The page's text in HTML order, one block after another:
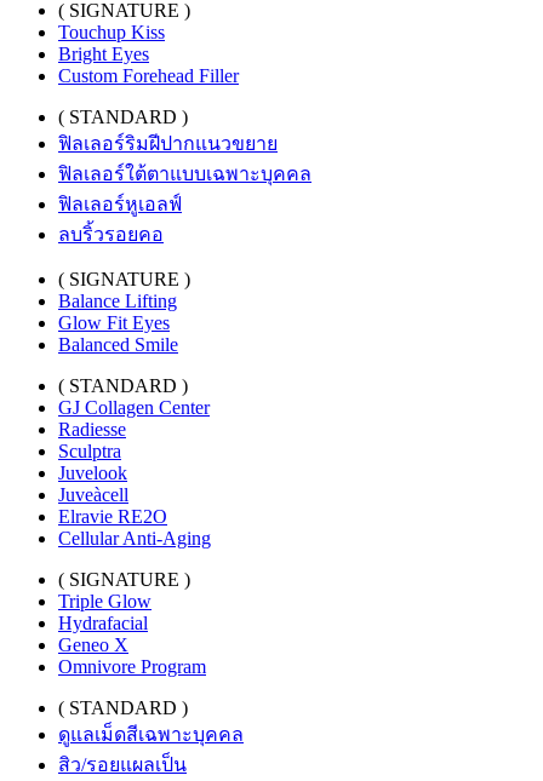
( SIGNATURE )
Touchup Kiss
Bright Eyes
Custom Forehead Filler
( STANDARD )
ฟิลเลอร์ริมฝีปากแนวขยาย
ฟิลเลอร์ใต้ตาแบบเฉพาะบุคคล
ฟิลเลอร์หูเอลฟ์
ลบริ้วรอยคอ
( SIGNATURE )
Balance Lifting
Glow Fit Eyes
Balanced Smile
( STANDARD )
GJ Collagen Center
Radiesse
Sculptra
Juvelook
Juveàcell
Elravie RE2O
Cellular Anti-Aging
( SIGNATURE )
Triple Glow
Hydrafacial
Geneo X
Omnivore Program
( STANDARD )
ดูแลเม็ดสีเฉพาะบุคคล
สิว/รอยแผลเป็น